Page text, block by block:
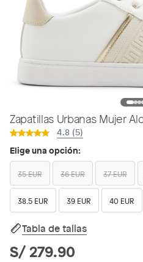
Zapatillas Urbanas Mujer
4.8 (5)
Elige una opción:
35 EUR 36 EUR 37 EUR
38.5 EUR 39 EUR 40 EUR
Tabla de tallas
S/ 279.90